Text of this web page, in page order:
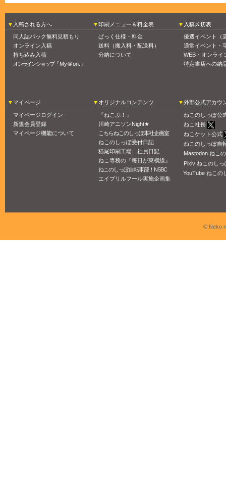
入稿される方へ
同人誌パック無料見積もり
オンライン入稿
持ち込み入稿
オンラインショップ『My＠on.』
印刷メニュー＆料金表
ぱっく仕様・料金
送料（搬入料・配送料）
分納について
入稿〆切表
優遇イベント（
通常イベント・
WEB・オンライ
特定書店への納
マイページ
マイページログイン
新規会員登録
マイページ機能について
オリジナルコンテンツ
『ねこぷ！』
川崎アニソンNight★
こちらねこのしっぽ本社企画室
ねこのしっぽ受付日記
猫尾印刷工場 社員日記
ねこ専務の『毎日が東横線』
ねこのしっぽ自転車部！NSBC
エイプリルフール実施企画集
外部公式アカウ
ねこのしっぽ公
ねこ社長
ねこケット公式
ねこのしっぽ自
Mastodon ねこ
Pixiv ねこのしっ
YouTube ねこの
© Neko